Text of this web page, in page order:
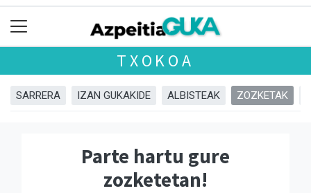
TXOKOA
SARRERA IZAN GUKAKIDE ALBISTEAK ZOZKETAK
Parte hartu gure
zozketetan!